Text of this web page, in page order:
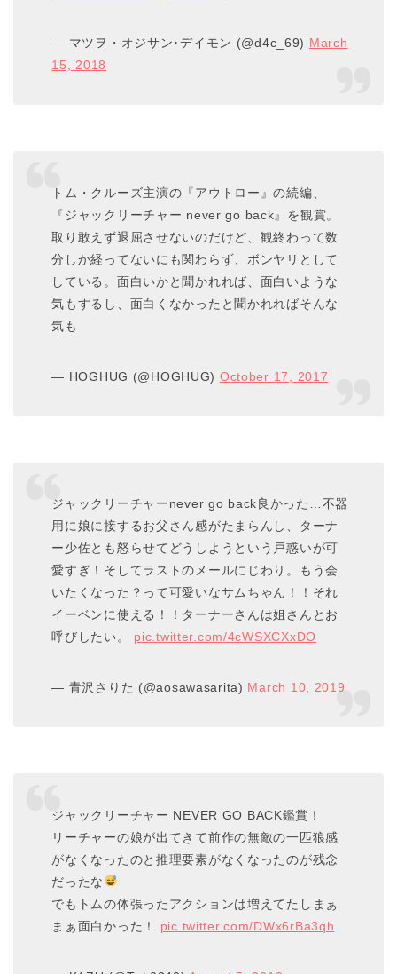
— マツヲ・オジサン･デイモン (@d4c_69) March
15, 2018
トム・クルーズ主演の『アウトロー』の続編、
『ジャックリーチャー never go back』を観賞。
取り敢えず退屈させないのだけど、観終わって数
分しか経ってないにも関わらず、ボンヤリとして
している。面白いかと聞かれれば、面白いような
気もするし、面白くなかったと聞かれればそんな
気も
— HOGHUG (@HOGHUG) October 17, 2017
ジャックリーチャーnever go back良かった…不器
用に娘に接するお父さん感がたまらんし、ターナ
ー少佐とも怒らせてどうしようという戸惑いが可
愛すぎ！そしてラストのメールにじわり。もう会
いたくなった？って可愛いなサムちゃん！！それ
イーベンに使える！！ターナーさんは姐さんとお
呼びしたい。 pic.twitter.com/4cWSXCXxDO
— 青沢さりた (@aosawasarita) March 10, 2019
ジャックリーチャー NEVER GO BACK鑑賞！
リーチャーの娘が出てきて前作の無敵の一匹狼感
がなくなったのと推理要素がなくなったのが残念
だったな
でもトムの体張ったアクションは増えてたしまぁ
まぁ面白かった！ pic.twitter.com/DWx6rBa3qh